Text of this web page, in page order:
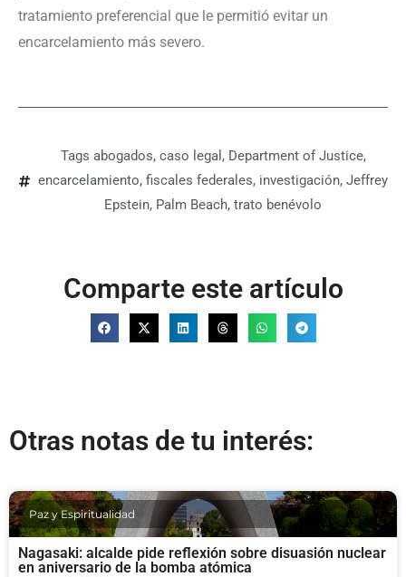
tratamiento preferencial que le permitió evitar un
encarcelamiento más severo.
Tags abogados, caso legal , Department of Justice,
encarcelamiento, fiscales federales, investigación, Jeffrey
Epstein, Palm Beach, trato benévolo
Comparte este artículo
Otras notas de tu interés:
Paz y Espiritualidad
Nagasaki: alcalde pide reflexión sobre disuasión nuclear
en aniversario de la bomba atómica